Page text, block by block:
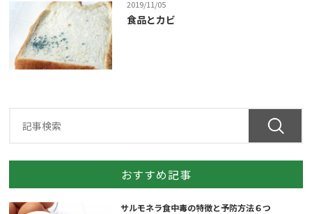
2019/11/05
食品とカビ
おすすめ記事
サルモネラ食中毒の特徴と予防方法６つ